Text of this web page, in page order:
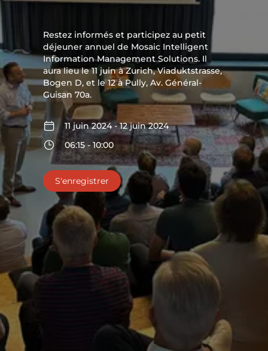
Restez informés et participez au petit
déjeuner annuel de Mosaic Intelligent
Information Management Solutions. Il
aura lieu le 11 juin à Zurich, Viaduktstrasse,
Bogen D, et le 12 à Pully, Av. Général-
Guisan 70a.
11 juin 2024 - 12 juin 2024
06:15 - 10:00
S'enregistrer